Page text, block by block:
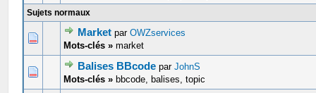
Sujets normaux
Market parOWZservices
Mots-clés »market
0 Votes - 0 sur 5 en moyenne
1 2345
Balises BBcode parJohnS
Mots-clés » bbcode, balises, topic
0 Votes - 0 sur 5 en moyenne
12345